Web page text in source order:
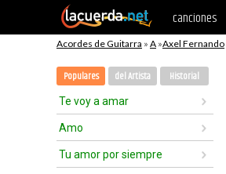
canciones
Acordes de Guitarra » A »Axel Fernando
Populares del Artista Historial
Te voy a amar
Amo
Tu amor por siempre